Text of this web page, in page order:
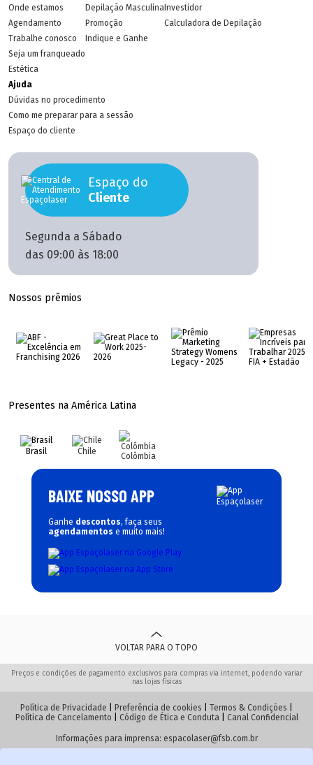
Onde estamos
Agendamento
Trabalhe conosco
Seja um franqueado
Estética
Depilação Masculina
Promoção
Indique e Ganhe
Investidor
Calculadora de Depilação
Ajuda
Dúvidas no procedimento
Como me preparar para a sessão
Espaço do cliente
Espaço do
Cliente
Segunda a Sábado
das 09:00 às 18:00
Nossos prêmios
Presentes na América Latina
Brasil Chile Colômbia
BAIXE NOSSO APP
Ganhe descontos, faça seus
agendamentos e muito mais!
VOLTAR PARA O TOPO
Preços e condições de pagamento exclusivos para compras via internet, podendo variar
nas lojas físicas
Política de Privacidade Preferência de cookies Termos & Condições
Política de Cancelamento
Código de Ética e Conduta| Canal Confidencial
Informações para imprensa: espacolaser@fsb.com.br